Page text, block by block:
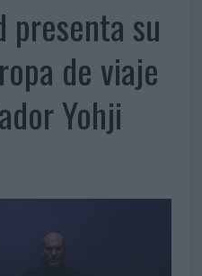
presenta su
de viaje
Yohji